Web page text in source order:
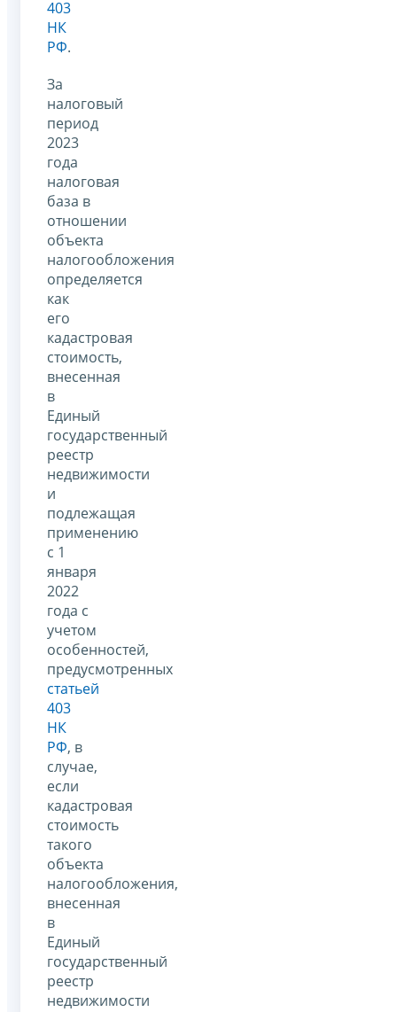
403
НК
РФ.
За
налоговый
период
2023
года
налоговая
база в
отношении
объекта
налогообложения
определяется
как
его
кадастровая
стоимость,
внесенная
в
Единый
государственный
реестр
недвижимости
и
подлежащая
применению
с 1
января
2022
года с
учетом
особенностей,
предусмотренных
статьей
403
НК
РФ, в
случае,
если
кадастровая
стоимость
такого
объекта
налогообложения,
внесенная
в
Единый
государственный
реестр
недвижимости